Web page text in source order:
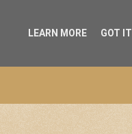
LEARN MORE GOT IT